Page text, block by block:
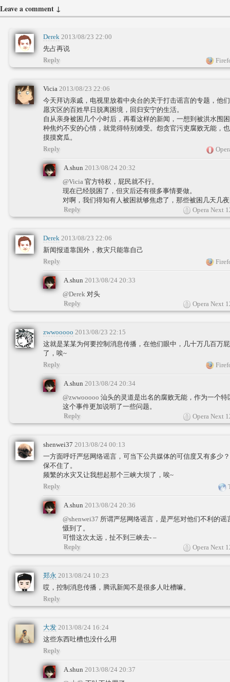
Leave a comment ↓
Derek 2013/08/23 22:00
先占再说
Reply
Vicia 2013/08/23 22:06
今天拜访亲戚，电视里放着中央台的关于打击谣言的专题，
愿灾区的百姓早日脱离困境，回归安宁的生活。
自从亲身被困几个小时后，再看这样的新闻，一想到被洪水围
种焦灼不安的心情，就觉得特别难受。怨贪官污吏腐败无能，
摸摸窝瓜。
Reply
A.shun 2013/08/24 20:32
@Vicia 官方特权，屁民就不行。
现在已经脱困了，但灾后还有很多事情要做。
对啊，我们得知有人被困就够焦虑了，那些被困几天几
Opera Next
Reply
Derek 2013/08/23 22:06
新闻报道靠国外，救灾只能靠自己
Reply
A.shun 2013/08/24 20:33
@Derek 对头
Opera Next
Reply
zwwooooo 2013/08/23 22:15
这就是某某为何要控制消息传播，在他们眼中，几十万几百万
了，唉~
Reply
A.shun 2013/08/24 20:34
@zwwooooo 汕头的灵道是出名的腐败无能，作为一个
这个事件更加说明了一些问题。
Opera Next
Reply
shenwei37 2013/08/24 00:13
一方面呼吁严惩网络谣言，可当下公共媒体的可信度又有多少
保不住了。
频繁的水灾又让我想起那个三峡大坝了，唉~
Reply
A.shun 2013/08/24 20:36
@shenwei37 所谓严惩网络谣言，是严惩对他们不利的
慑到了。
可惜这次太远，扯不到三峡去- –
Opera Next
Reply
郑永 2013/08/24 10:23
哎，控制消息传播，腾讯新闻不是很多人吐槽嘛。
Reply
大发 2013/08/24 16:24
这些东西吐槽也没什么用
Reply
A.shun 2013/08/24 20:37